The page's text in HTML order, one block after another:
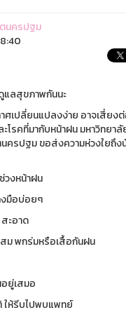
ตนครปฐม
แลสุขภาพกันนะ
เปลี่ยนแปลงง่าย อาจเสี่ยง
โรคที่มากับหน้าฝน มหาวิทยา
ครปฐม ขอส่งความห่วงใยถึ
วงหน้าฝน
งมือบ่อยๆ
ะอาด
สม พกร่มหรือเสื้อกันฝน
ยู่เสมอ
ให้รีบไปพบแพทย์